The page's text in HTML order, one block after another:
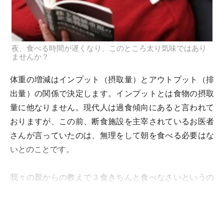
夜、食べる時間が遅くなり、このところ太り気味ではあり
ませんか？
体重の増減はインプット（摂取量）とアウトプット（排
出量）の関係で決定します。インプットとは食物の摂取
量に他なりません。現代人は過食傾向にあると言われて
おりますが、この前、断食施設を主宰されているお医者
さんが言っていたのは、無理をして朝を食べる必要はな
いとのことです。
我々の親からの教えで３食きちんと食べなさいというの